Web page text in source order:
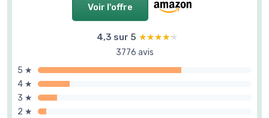
Voir l'offre
4,3 sur 5 ★★★★★
★★★★★
3776 avis
5 ★
4 ★
3 ★
2 ★